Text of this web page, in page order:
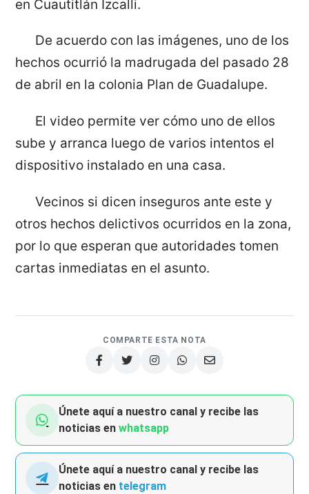
en Cuautitlán Izcalli.
De acuerdo con las imágenes, uno de los
hechos ocurrió la madrugada del pasado 28
de abril en la colonia Plan de Guadalupe.
El video permite ver cómo uno de ellos
sube y arranca luego de varios intentos el
dispositivo instalado en una casa.
Vecinos si dicen inseguros ante este y
otros hechos delictivos ocurridos en la zona,
por lo que esperan que autoridades tomen
cartas inmediatas en el asunto.
COMPARTE ESTA NOTA
Únete aquí a nuestro canal y recibe las
noticias enwhatsapp
Únete aquí a nuestro canal y recibe las
noticias en telegram